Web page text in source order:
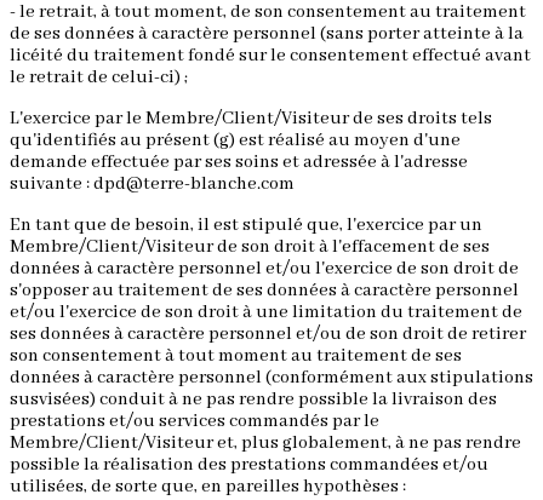
- le retrait, à tout moment, de son consentement au traitement
de ses données à caractère personnel (sans porter atteinte à la
licéité du traitement fondé sur le consentement effectué avant
le retrait de celui-ci) ;
L'exercice par le Membre/Client/Visiteur de ses droits tels
qu'identifiés au présent (g) est réalisé au moyen d'une
demande effectuée par ses soins et adressée à l'adresse
suivante : dpd@terre-blanche.com
En tant que de besoin, il est stipulé que, l'exercice par un
Membre/Client/Visiteur de son droit à l'effacement de ses
données à caractère personnel et/ou l'exercice de son droit de
s'opposer au traitement de ses données à caractère personnel
et/ou l'exercice de son droit à une limitation du traitement de
ses données à caractère personnel et/ou de son droit de retirer
son consentement à tout moment au traitement de ses
données à caractère personnel (conformément aux stipulations
susvisées) conduit à ne pas rendre possible la livraison des
prestations et/ou services commandés par le
Membre/Client/Visiteur et, plus globalement, à ne pas rendre
possible la réalisation des prestations commandées et/ou
utilisées, de sorte que, en pareilles hypothèses :